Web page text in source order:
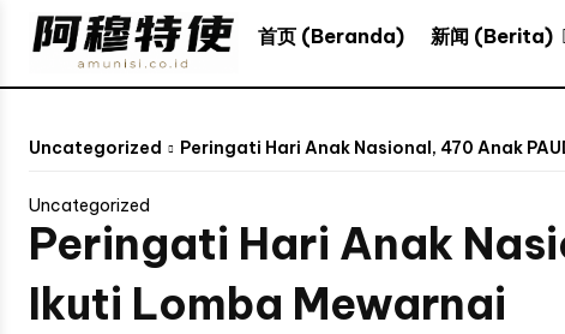
首页 (Beranda) 新闻 (Berita)
Uncategorized Peringati Hari Anak Nasional, 470 Anak
Uncategorized
Peringati Hari Anak
Ikuti Lomba Mewarnai